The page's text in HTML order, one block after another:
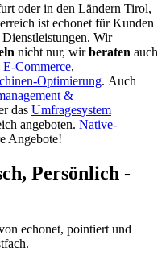
oder in den Ländern Tirol,
ist echonet für Kunden
Wir
nicht nur, wirberaten auch
E-Commerce,
Optimierung. Auch
&
das Umfragesystem
angeboten. Native-
Angebote!
Persönlich -
echonet, pointiert und